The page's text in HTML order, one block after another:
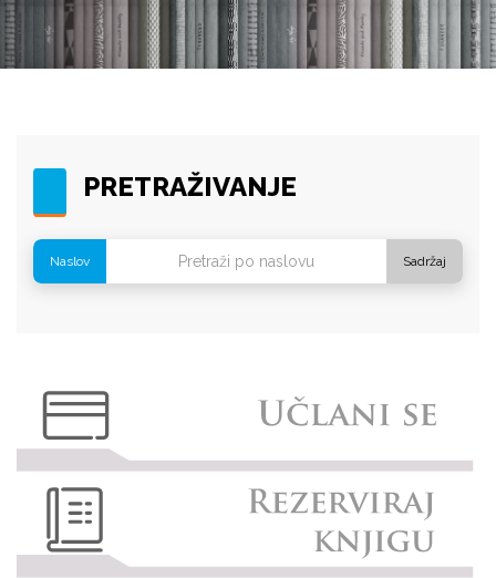
PRETRAŽIVANJE
Naslov Sadržaj